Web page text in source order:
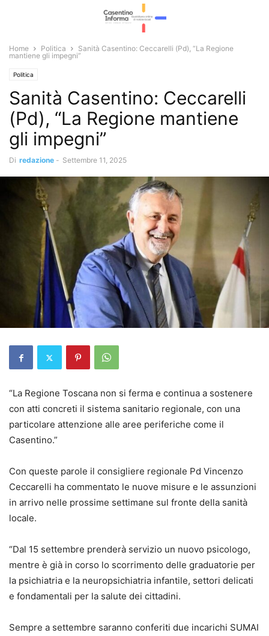
Home Politica
Sanità Casentino: Ceccarelli (Pd), “La Regione
mantiene gli impegni”
Politica
Sanità Casentino: Ceccarelli
(Pd), “La Regione mantiene
gli impegni”
Di redazione - Settembre 11, 2025
“La Regione Toscana non si ferma e continua a sostenere
con atti concreti il sistema sanitario regionale, con una
particolare attenzione alle aree periferiche come il
Casentino.”
Con queste parole il consigliere regionale Pd Vincenzo
Ceccarelli ha commentato le nuove misure e le assunzioni
in arrivo nelle prossime settimane sul fronte della sanità
locale.
“Dal 15 settembre prenderà servizio un nuovo psicologo,
mentre è già in corso lo scorrimento delle graduatorie per
la psichiatria e la neuropsichiatria infantile, settori delicati
e fondamentali per la salute dei cittadini.
Sempre a settembre saranno conferiti due incarichi SUMAI